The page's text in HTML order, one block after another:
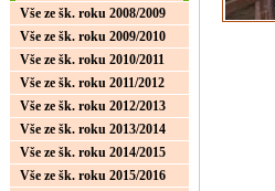
Vše ze šk. roku 2008/2009
Vše ze šk. roku 2009/2010
Vše ze šk. roku 2010/2011
Vše ze šk. roku 2011/2012
Vše ze šk. roku 2012/2013
Vše ze šk. roku 2013/2014
Vše ze šk. roku 2014/2015
Vše ze šk. roku 2015/2016